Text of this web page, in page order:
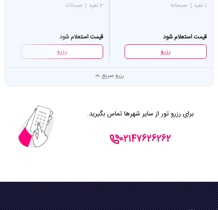
1 نفره
| صبحانه
قیمت استعلام شود
رزرو
2 نفره
| صبحانه
قیمت استعلام شود
رزرو
رزرو سریع
برای رزرو تور از سایر شهرها تماس بگیرید.
02147626262